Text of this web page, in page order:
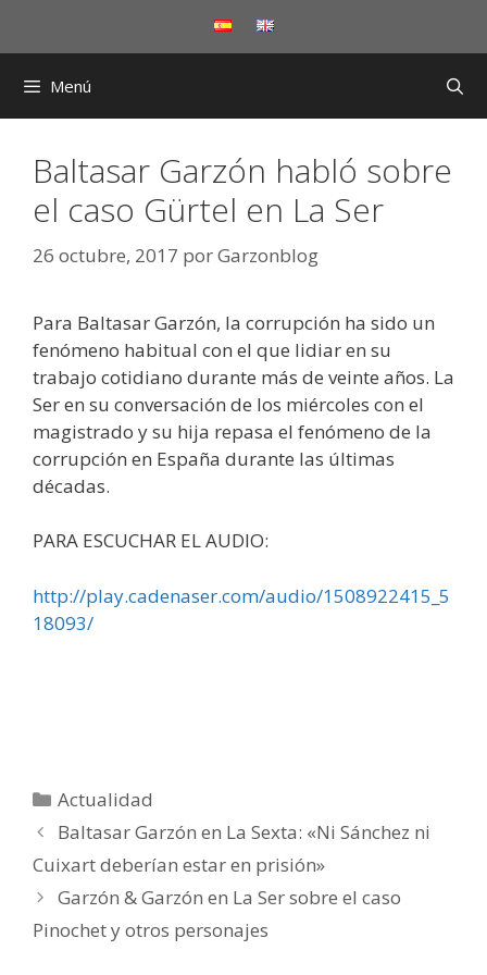
Menú
Baltasar Garzón habló sobre
el caso Gürtel en La Ser
26 octubre, 2017 porGarzonblog
Para Baltasar Garzón, la corrupción ha sido un
fenómeno habitual con el que lidiar en su
trabajo cotidiano durante más de veinte años. La
Ser en su conversación de los miércoles con el
magistrado y su hija repasa el fenómeno de la
corrupción en España durante las últimas
décadas.
PARA ESCUCHAR EL AUDIO:
http://play.cadenaser.com/audio/1508922415_5
18093/
Categorías
Actualidad
Baltasar Garzón en La Sexta: «Ni Sánchez ni
Cuixart deberían estar en prisión»
Garzón & Garzón en La Ser sobre el caso
Pinochet y otros personajes